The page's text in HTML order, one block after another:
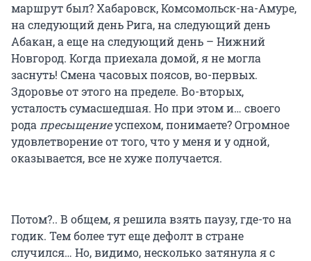
маршрут был? Хабаровск, Комсомольск-на-Амуре,
на следующий день Рига, на следующий день
Абакан, а еще на следующий день – Нижний
Новгород. Когда приехала домой, я не могла
заснуть! Смена часовых поясов, во-первых.
Здоровье от этого на пределе. Во-вторых,
усталость сумасшедшая. Но при этом и… своего
рода пресыщениеуспехом, понимаете? Огромное
удовлетворение от того, что у меня и у одной,
оказывается, все не хуже получается.
Потом?.. В общем, я решила взять паузу, где-то на
годик. Тем более тут еще дефолт в стране
случился… Но, видимо, несколько затянула я с